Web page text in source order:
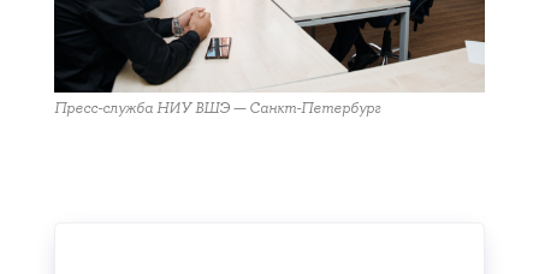
Пресс-служба НИУ ВШЭ — Санкт-Петербург